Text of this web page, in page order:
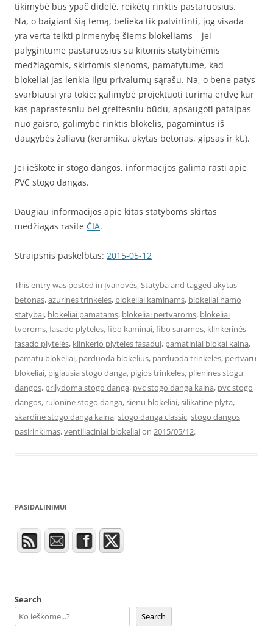
tikimybė bus ypač didelė, reikėtų rinktis pastaruosius.
Na, o baigiant šią temą, belieka tik patvirtinti, jog visada
yra verta teikti pirmenybę šiems blokeliams – jei
palygintume pastaruosius su kitomis statybinėmis
medžiagomis, skirtomis sienoms, pamatytume, kad
blokeliai jas lenkia ilgu privalumų sąrašu. Na, o bene patys
svarbiausi yra tokie: galimybė projektuoti turimą erdvę kur
kas paprastesniu bei greitesniu būdu, apsaugoti patalpas
nuo gaisro, galimybė rinktis blokelis, pagamintus iš
daugybės žaliavų (keramika, akytas betonas, gipsas ir kt.).
Jei ieškote ir stogo dangos, informacijos galima rasti apie
PVC stogo dangas.
Daugiau informacijos apie kitas statyboms skirtas
medžiagas rasite ČIA.
Straipsnis paskelbtas: 2015-05-12
This entry was posted in Įvairovės,Statyba and tagged akytas
betonas,azurines trinkeles, blokeliai kaminams, blokeliai namo
statybai, blokeliai pamatams, blokeliai pertvaroms, blokeliai
tvoroms,fasado plyteles,fibo kaminai,fibo saramos, klinkerinės
fasado plytelės, klinkerio plyteles fasadui, pamatiniai blokai kaina,
pamatu blokeliai, parduoda blokelius, parduoda trinkeles, pertvaru
blokeliai, pigiausia stogo danga, pigios trinkeles, plienines stogu
dangos, prilydoma stogo danga, pvc stogo danga kaina, pvc stogo
dangos, rulonine stogo danga,sienu blokeliai,silikatine plyta,
skardine stogo danga kaina,stogo danga classic,stogo dangos
pasirinkimas,ventiliaciniai blokeliaion 2015/05/12.
PASIDALINIMUI
Search
Search